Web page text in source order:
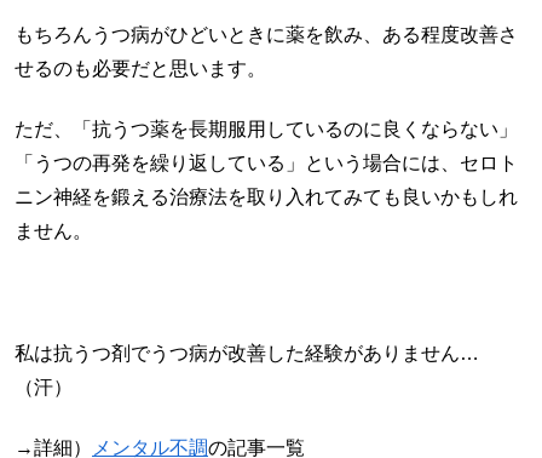
もちろんうつ病がひどいときに薬を飲み、ある程度改善さ
せるのも必要だと思います。
ただ、「抗うつ薬を長期服用しているのに良くならない」
「うつの再発を繰り返している」という場合には、セロト
ニン神経を鍛える治療法を取り入れてみても良いかもしれ
ません。
私は抗うつ剤でうつ病が改善した経験がありません…
（汗）
→詳細） メンタル不調の記事一覧